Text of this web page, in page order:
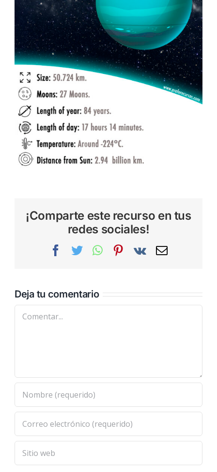
¡Comparte este recurso en tus
redes sociales!
Facebook
TwitterWhatsAppPinterest
Vk
Correo
Deja tu comentario
Comentar